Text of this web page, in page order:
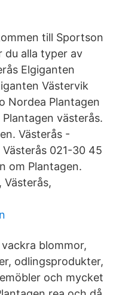
till Sportson
du alla typer av
Elgiganten
Västervik
Nordea Plantagen
västerås.
Västerås -
021-30 45
om Plantagen.
Västerås,
blommor,
odlingsprodukter,
och mycket